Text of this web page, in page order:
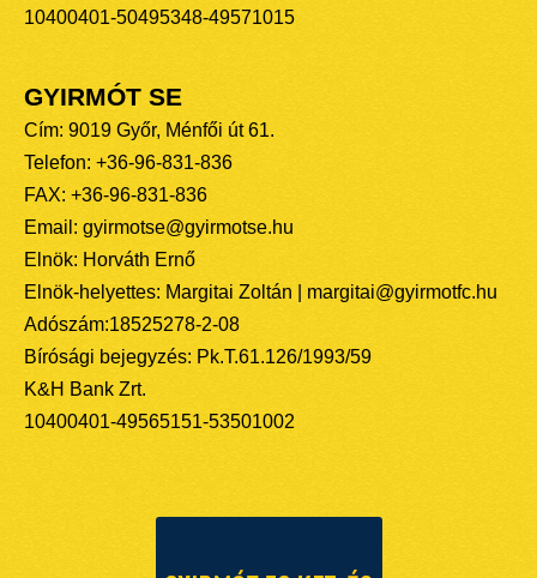
10400401-50495348-49571015
GYIRMÓT SE
Cím: 9019 Győr, Ménfői út 61.
Telefon: +36-96-831-836
FAX: +36-96-831-836
Email: gyirmotse@gyirmotse.hu
Elnök: Horváth Ernő
Elnök-helyettes: Margitai Zoltán | margitai@gyirmotfc.hu
Adószám:18525278-2-08
Bírósági bejegyzés: Pk.T.61.126/1993/59
K&H Bank Zrt.
10400401-49565151-53501002